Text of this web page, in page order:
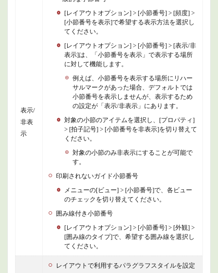
表示/
非表
示
[レイアウトオプション] > [小節番号] > [頻度] >
[小節番号を表示]で希望する表示方法を選択し
てください。
[レイアウトオプション] > [小節番号] > [表示/非
表示]は、「小節番号を表示」で表示する場所
に対して機能します。
例えば、小節番号を表示する場所にリハー
サルマークがあった場合、デフォルトでは
小節番号を表示しませんが、表示するため
の設定が「表示/非表示」にあります。
対象の小節のアイテムを選択し、[プロパティ]
> [拍子記号] > [小節番号を非表示]を切り替えて
ください。
対象の小節のみ非表示にすることが可能で
す。
印刷されないガイド小節番号
メニューの[ビュー] > [小節番号]で、各ビュー
のチェックを切り替えてください。
囲み線付き小節番号
[レイアウトオプション] > [小節番号] > [外観] >
[囲み線のタイプ]で、希望する囲み線を選択し
てください。
レイアウトで利用するパラグラフスタイルを設定